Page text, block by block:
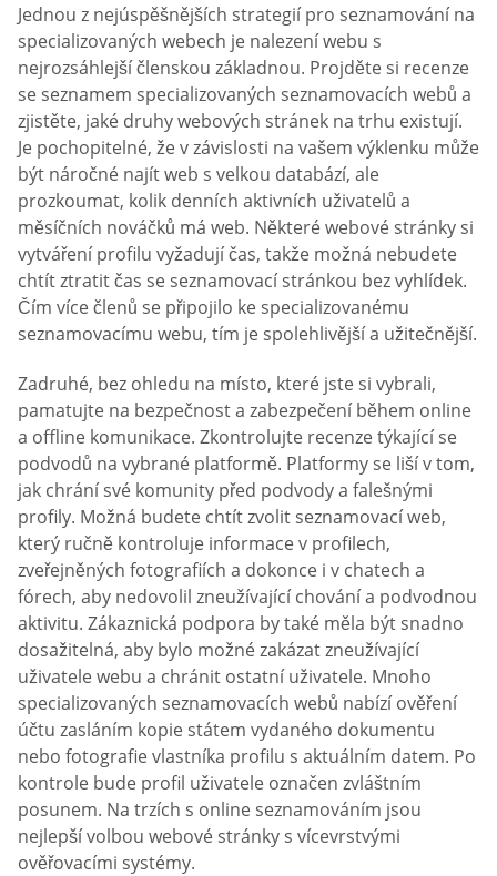
Jednou z nejúspěšnějších strategií pro seznamování na
specializovaných webech je nalezení webu s
nejrozsáhlejší členskou základnou. Projděte si recenze
se seznamem specializovaných seznamovacích webů a
zjistěte, jaké druhy webových stránek na trhu existují.
Je pochopitelné, že v závislosti na vašem výklenku může
být náročné najít web s velkou databází, ale
prozkoumat, kolik denních aktivních uživatelů a
měsíčních nováčků má web. Některé webové stránky si
vytváření profilu vyžadují čas, takže možná nebudete
chtít ztratit čas se seznamovací stránkou bez vyhlídek.
Čím více členů se připojilo ke specializovanému
seznamovacímu webu, tím je spolehlivější a užitečnější.
Zadruhé, bez ohledu na místo, které jste si vybrali,
pamatujte na bezpečnost a zabezpečení během online
a offline komunikace. Zkontrolujte recenze týkající se
podvodů na vybrané platformě. Platformy se liší v tom,
jak chrání své komunity před podvody a falešnými
profily. Možná budete chtít zvolit seznamovací web,
který ručně kontroluje informace v profilech,
zveřejněných fotografiích a dokonce i v chatech a
fórech, aby nedovolil zneužívající chování a podvodnou
aktivitu. Zákaznická podpora by také měla být snadno
dosažitelná, aby bylo možné zakázat zneužívající
uživatele webu a chránit ostatní uživatele. Mnoho
specializovaných seznamovacích webů nabízí ověření
účtu zasláním kopie státem vydaného dokumentu
nebo fotografie vlastníka profilu s aktuálním datem. Po
kontrole bude profil uživatele označen zvláštním
posunem. Na trzích s online seznamováním jsou
nejlepší volbou webové stránky s vícevrstvými
ověřovacími systémy.